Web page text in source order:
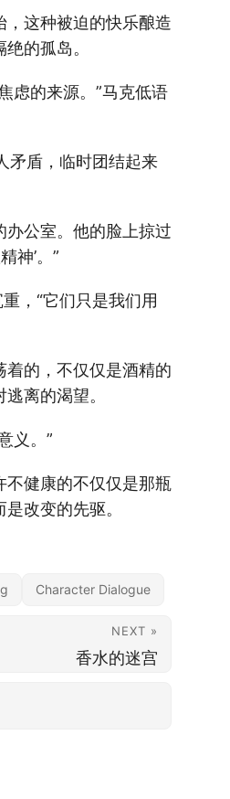
这种被迫的快乐酿造
的孤岛。
虑的来源。”马克低语
矛盾，临时团结起来
公室。他的脸上掠过
神’。”
，“它们只是我们用
的，不仅仅是酒精的
离的渴望。
义。”
健康的不仅仅是那瓶
改变的先驱。
Character Dialogue
NEXT »
香水的迷宫